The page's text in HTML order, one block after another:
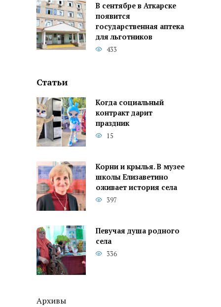
В сентябре в Аткарске
появится
государственная аптека
для льготников
433
Статьи
Когда социальный
контракт дарит
праздник
15
Корни и крылья. В музее
школы Елизаветино
оживает история села
397
Певучая душа родного
села
336
Архивы